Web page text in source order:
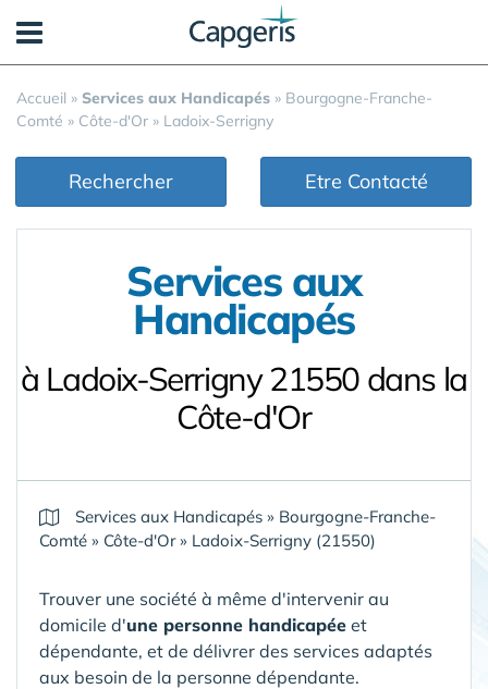
Accueil » Services aux Handicapés » Bourgogne-Franche-
Comté » Côte-d'Or » Ladoix-Serrigny
Rechercher Etre Contacté
Services aux
Handicapés
à Ladoix-Serrigny 21550 dans la
Côte-d'Or
Services aux Handicapés » Bourgogne-Franche-
Comté » Côte-d'Or» Ladoix-Serrigny (21550)
Trouver une société à même d'intervenir au
domicile d'une personne handicapée et
dépendante, et de délivrer des services adaptés
aux besoin de la personne dépendante.